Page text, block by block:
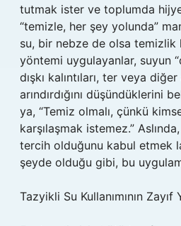
tutmak ister ve toplumda
“temizle, her şey yolunda”
su, bir nebze de olsa temizlik
yöntemi uygulayanlar, suyun
dışkı kalıntıları, ter veya
arındırdığını düşündüklerini
ya, “Temiz olmalı, çünkü
karşılaşmak istemez.”
tercih olduğunu kabul etmek
şeyde olduğu gibi, bu
Tazyikli Su Kullanımının Zayıf